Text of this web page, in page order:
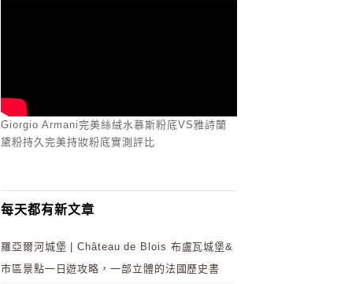
Giorgio Armani完美絲絨水慕斯粉底VS雅詩蘭
黛粉持久完美持妝粉底實測評比
每天都有新文章
羅亞爾河城堡 | Château de Blois 布盧瓦城堡&
市區景點一日遊攻略，一部立體的法國歷史書